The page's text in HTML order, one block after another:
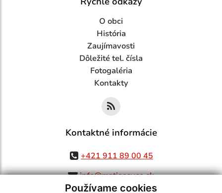
Používame cookies
O obci
História
Zaujímavosti
Dôležité tel. čísla
Fotogaléria
Kontakty
Kontaktné informácie
+421 911 89 00 45
info@matiasovce.sk